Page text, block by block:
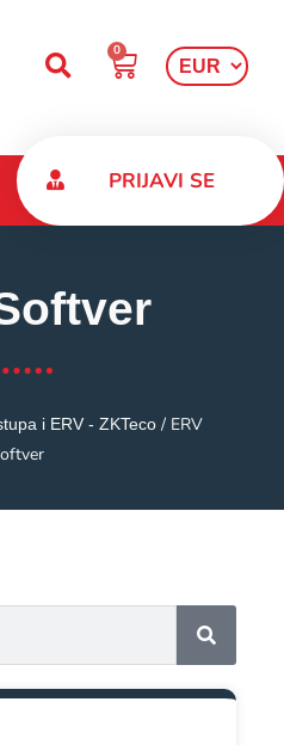
0
PRIJAVI SE
i ERV - ZKTeco/ ERV